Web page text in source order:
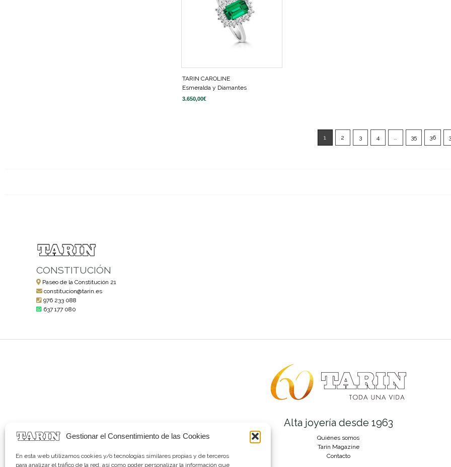
Gestionar el Consentimiento de las Cookies
En esta web utilizamos cookies y/o tecnologías similares propias y de terceros
para analizar el tráfico de la red, así como poder personalizar la información que
TARIN CAROLINE
Esmeralda y Diamantes
3.650,00€
1 2 3 4 35 36
CONSTITUCIÓN
Paseo de la Constitución 21
constitucion@tarin.es
976 233 088
637 177 080
Alta joyería desde 1963
Quiénes somos
Tarín Magazine
Contacto